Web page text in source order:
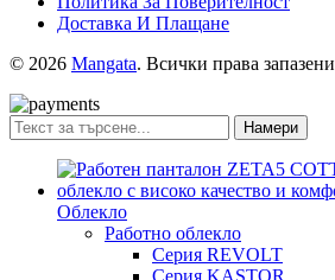
Доставка И Плащане
© 2026 Mangata. Всички права запазени
Намери
Облекло
Работно облекло
Серия REVOLT
Серия KASTOR